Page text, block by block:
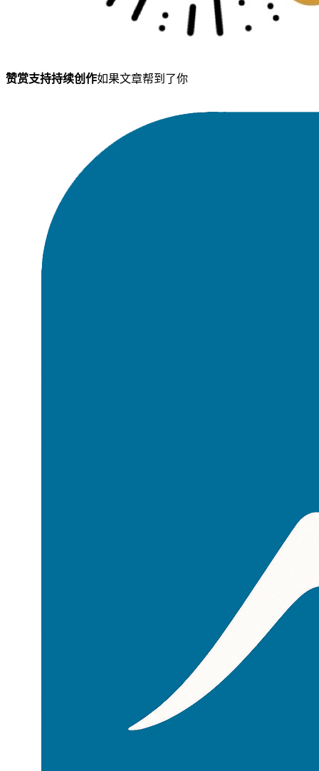
赞赏支持持续创作如果文章帮到了你